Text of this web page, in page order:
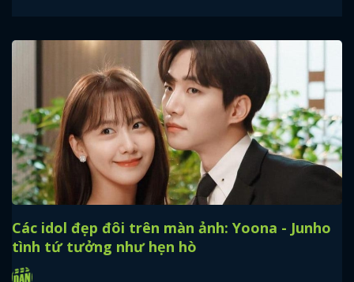
Các idol đẹp đôi trên màn ảnh: Yoona - Junho
tình tứ tưởng như hẹn hò